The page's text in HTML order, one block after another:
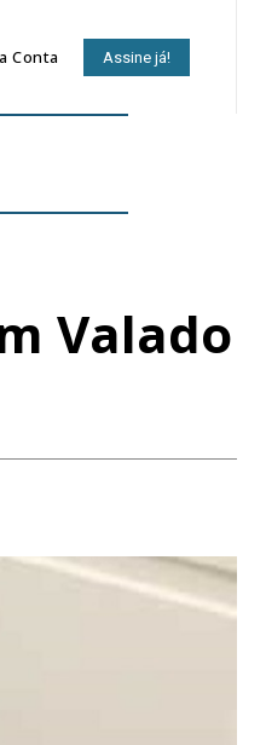
Conta Assine já!
Valado